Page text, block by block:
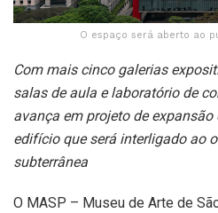
O espaço será aberto ao
Com mais cinco galerias
salas de aula e laboratório de
avança em projeto de
edifício que será interligado ao
subterrânea
O MASP – Museu de Arte de